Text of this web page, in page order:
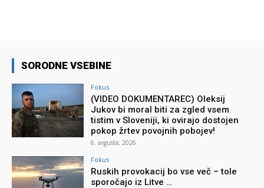
SORODNE VSEBINE
Fokus
(VIDEO DOKUMENTAREC) Oleksij
Jukov bi moral biti za zgled vsem
tistim v Sloveniji, ki ovirajo dostojen
pokop žrtev povojnih pobojev!
6. avgusta, 2026
Fokus
Ruskih provokacij bo vse več – tole
sporočajo iz Litve …